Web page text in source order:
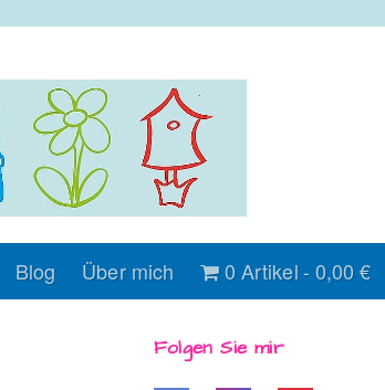
Blog Über mich 0 Artikel 0,00 €
Folgen Sie mir